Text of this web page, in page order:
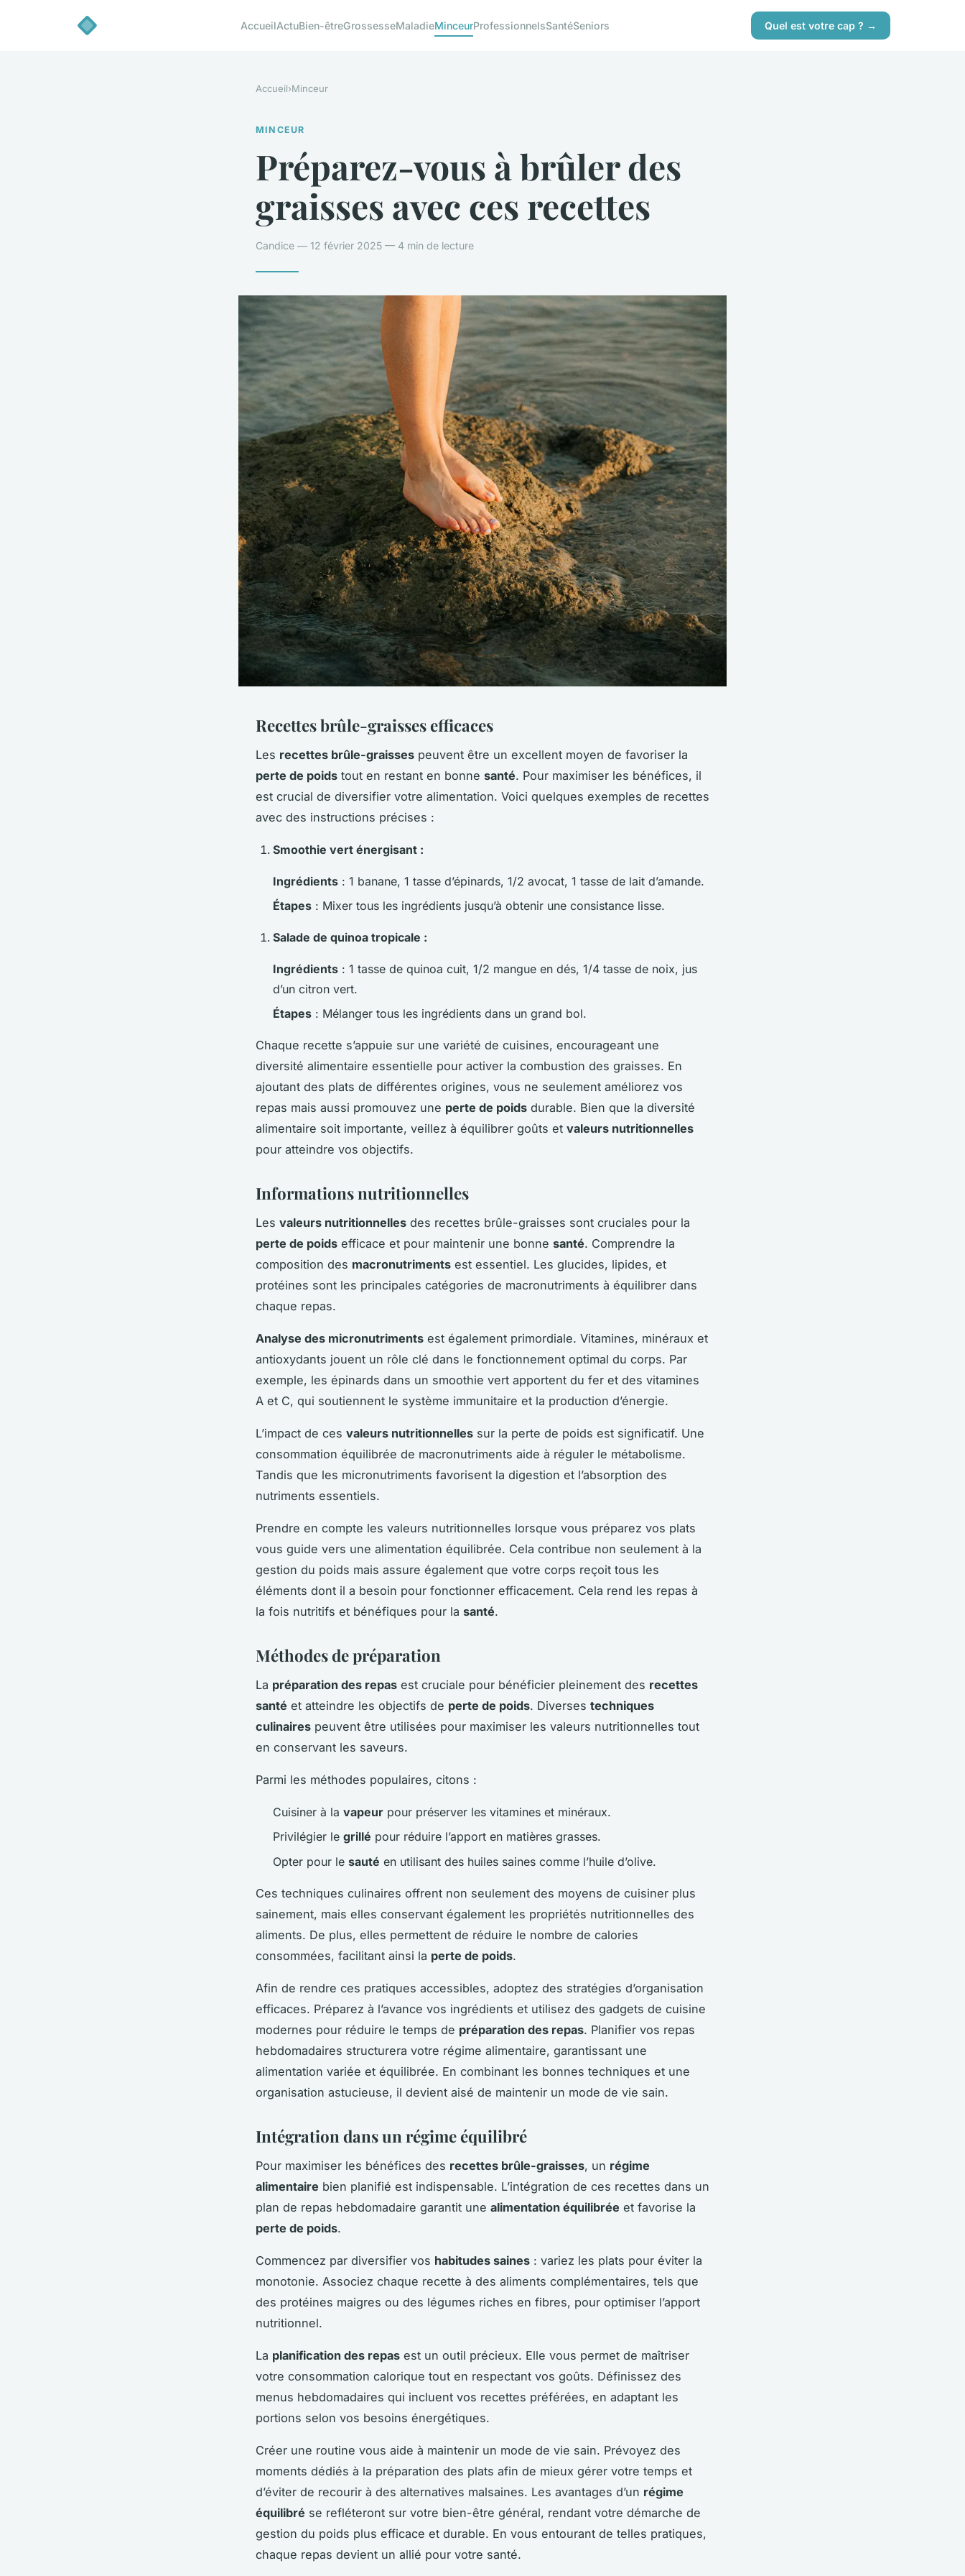
AccueilActuBien-êtreGrossesseMaladieMinceurProfessionnelsSantéSeniors Quel est votre cap ? →
Accueil›Minceur
MINCEUR
Préparez-vous à brûler des
graisses avec ces recettes
Candice — 12 février 2025 — 4 min de lecture
Recettes brûle-graisses efficaces
Les recettes brûle-graisses peuvent être un excellent moyen de favoriser la
perte de poids tout en restant en bonne santé. Pour maximiser les bénéfices, il
est crucial de diversifier votre alimentation. Voici quelques exemples de recettes
avec des instructions précises :
Smoothie vert énergisant :
Ingrédients : 1 banane, 1 tasse d’épinards, 1/2 avocat, 1 tasse de lait d’amande.
Étapes : Mixer tous les ingrédients jusqu’à obtenir une consistance lisse.
Salade de quinoa tropicale :
Ingrédients : 1 tasse de quinoa cuit, 1/2 mangue en dés, 1/4 tasse de noix, jus
d’un citron vert.
Étapes : Mélanger tous les ingrédients dans un grand bol.
Chaque recette s’appuie sur une variété de cuisines, encourageant une
diversité alimentaire essentielle pour activer la combustion des graisses. En
ajoutant des plats de différentes origines, vous ne seulement améliorez vos
repas mais aussi promouvez une perte de poids durable. Bien que la diversité
alimentaire soit importante, veillez à équilibrer goûts et valeurs nutritionnelles
pour atteindre vos objectifs.
Informations nutritionnelles
Les valeurs nutritionnelles des recettes brûle-graisses sont cruciales pour la
perte de poids efficace et pour maintenir une bonne santé. Comprendre la
composition des macronutriments est essentiel. Les glucides, lipides, et
protéines sont les principales catégories de macronutriments à équilibrer dans
chaque repas.
Analyse des micronutriments est également primordiale. Vitamines, minéraux et
antioxydants jouent un rôle clé dans le fonctionnement optimal du corps. Par
exemple, les épinards dans un smoothie vert apportent du fer et des vitamines
A et C, qui soutiennent le système immunitaire et la production d’énergie.
L’impact de ces valeurs nutritionnelles sur la perte de poids est significatif. Une
consommation équilibrée de macronutriments aide à réguler le métabolisme.
Tandis que les micronutriments favorisent la digestion et l’absorption des
nutriments essentiels.
Prendre en compte les valeurs nutritionnelles lorsque vous préparez vos plats
vous guide vers une alimentation équilibrée. Cela contribue non seulement à la
gestion du poids mais assure également que votre corps reçoit tous les
éléments dont il a besoin pour fonctionner efficacement. Cela rend les repas à
la fois nutritifs et bénéfiques pour la santé.
Méthodes de préparation
La préparation des repas est cruciale pour bénéficier pleinement des recettes
santé et atteindre les objectifs de perte de poids. Diverses techniques
culinaires peuvent être utilisées pour maximiser les valeurs nutritionnelles tout
en conservant les saveurs.
Parmi les méthodes populaires, citons :
Cuisiner à la vapeur pour préserver les vitamines et minéraux.
Privilégier le grillé pour réduire l’apport en matières grasses.
Opter pour le sauté en utilisant des huiles saines comme l’huile d’olive.
Ces techniques culinaires offrent non seulement des moyens de cuisiner plus
sainement, mais elles conservant également les propriétés nutritionnelles des
aliments. De plus, elles permettent de réduire le nombre de calories
consommées, facilitant ainsi la perte de poids.
Afin de rendre ces pratiques accessibles, adoptez des stratégies d’organisation
efficaces. Préparez à l’avance vos ingrédients et utilisez des gadgets de cuisine
modernes pour réduire le temps de préparation des repas. Planifier vos repas
hebdomadaires structurera votre régime alimentaire, garantissant une
alimentation variée et équilibrée. En combinant les bonnes techniques et une
organisation astucieuse, il devient aisé de maintenir un mode de vie sain.
Intégration dans un régime équilibré
Pour maximiser les bénéfices des recettes brûle-graisses, un régime
alimentaire bien planifié est indispensable. L’intégration de ces recettes dans un
plan de repas hebdomadaire garantit une alimentation équilibrée et favorise la
perte de poids.
Commencez par diversifier vos habitudes saines : variez les plats pour éviter la
monotonie. Associez chaque recette à des aliments complémentaires, tels que
des protéines maigres ou des légumes riches en fibres, pour optimiser l’apport
nutritionnel.
La planification des repas est un outil précieux. Elle vous permet de maîtriser
votre consommation calorique tout en respectant vos goûts. Définissez des
menus hebdomadaires qui incluent vos recettes préférées, en adaptant les
portions selon vos besoins énergétiques.
Créer une routine vous aide à maintenir un mode de vie sain. Prévoyez des
moments dédiés à la préparation des plats afin de mieux gérer votre temps et
d’éviter de recourir à des alternatives malsaines. Les avantages d’un régime
équilibré se refléteront sur votre bien-être général, rendant votre démarche de
gestion du poids plus efficace et durable. En vous entourant de telles pratiques,
chaque repas devient un allié pour votre santé.